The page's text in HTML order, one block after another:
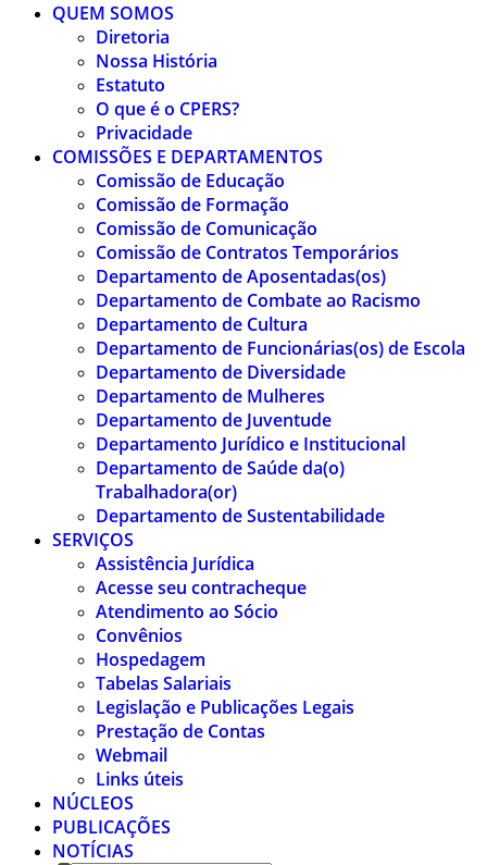
QUEM SOMOS
Diretoria
Nossa História
Estatuto
O que é o CPERS?
Privacidade
COMISSÕES E DEPARTAMENTOS
Comissão de Educação
Comissão de Formação
Comissão de Comunicação
Comissão de Contratos Temporários
Departamento de Aposentadas(os)
Departamento de Combate ao Racismo
Departamento de Cultura
Departamento de Funcionárias(os) de Escola
Departamento de Diversidade
Departamento de Mulheres
Departamento de Juventude
Departamento Jurídico e Institucional
Departamento de Saúde da(o)
Trabalhadora(or)
Departamento de Sustentabilidade
SERVIÇOS
Assistência Jurídica
Acesse seu contracheque
Atendimento ao Sócio
Convênios
Hospedagem
Tabelas Salariais
Legislação e Publicações Legais
Prestação de Contas
Webmail
Links úteis
NÚCLEOS
PUBLICAÇÕES
NOTÍCIAS